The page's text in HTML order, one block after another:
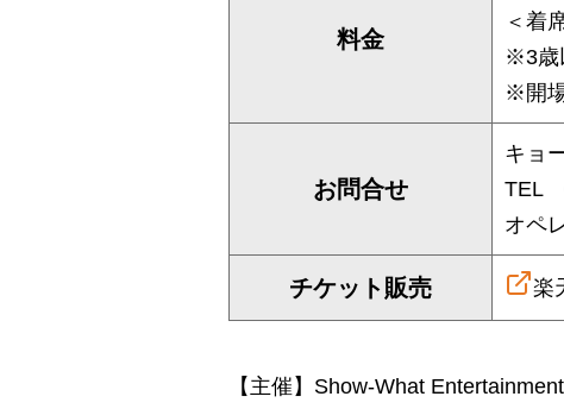
料金
＜着
※3歳
※開
お問合せ
キョ
TEL
オペ
チケット販売 楽
【主催】Show-What